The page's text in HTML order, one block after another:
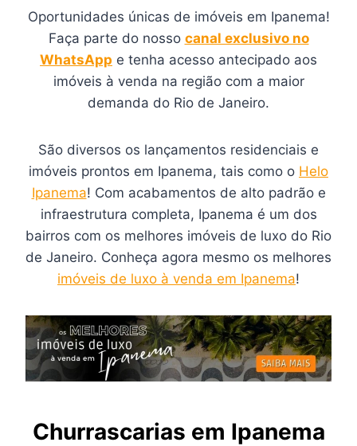
Oportunidades únicas de imóveis em Ipanema!
Faça parte do nosso canal exclusivo no
WhatsApp e tenha acesso antecipado aos
imóveis à venda na região com a maior
demanda do Rio de Janeiro.
São diversos os lançamentos residenciais e
imóveis prontos em Ipanema, tais como o Helo
Ipanema! Com acabamentos de alto padrão e
infraestrutura completa, Ipanema é um dos
bairros com os melhores imóveis de luxo do Rio
de Janeiro. Conheça agora mesmo os melhores
imóveis de luxo à venda em Ipanema!
Churrascarias em Ipanema